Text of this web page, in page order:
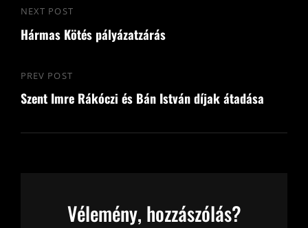
Bejegyzés
navigáció
Previous
Post
PREV POST
Szent Imre Rákóczi és Bán István díjak átadása
Next
Post
NEXT POST
Hármas Kötés pályázatzárás
Vélemény, hozzászólás?